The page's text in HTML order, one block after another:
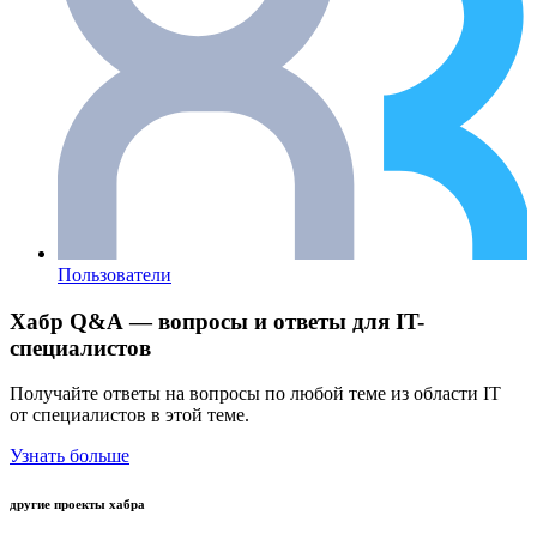
Пользователи
Хабр Q&A — вопросы и ответы для IT-
специалистов
Получайте ответы на вопросы по любой теме из области IT
от специалистов в этой теме.
Узнать больше
другие проекты хабра